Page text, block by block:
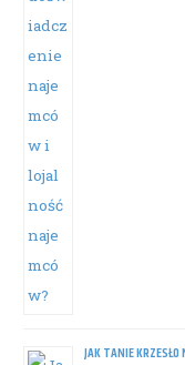
JAK TANIE KRZESŁO